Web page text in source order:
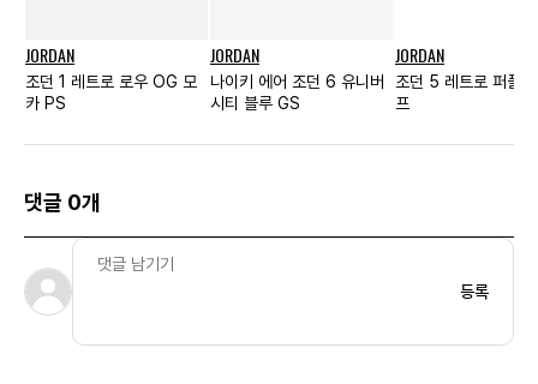
JORDAN
조던 1 레트로 로우 OG 모
카 PS
JORDAN
나이키 에어 조던 6 유니버
시티 블루 GS
JORDAN
조던 5 레트로 퍼플
프
댓글 0개
등록